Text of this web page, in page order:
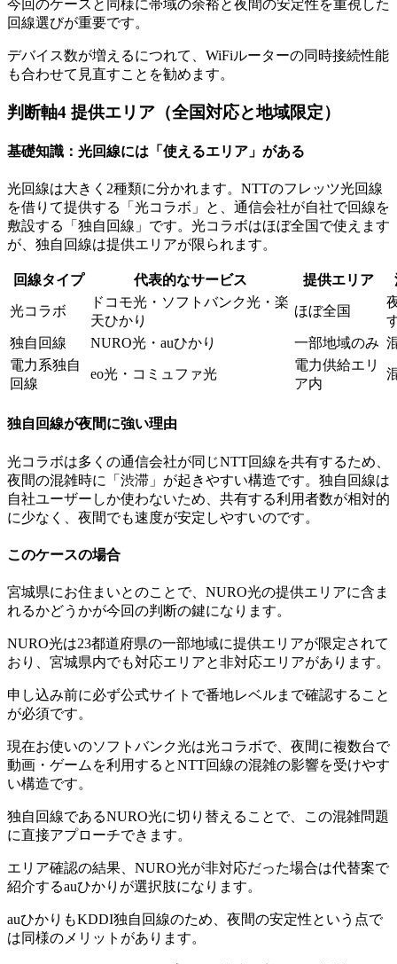
今回のケースと同様に帯域の余裕と夜間の安定性を重視した
回線選びが重要です。
デバイス数が増えるにつれて、WiFiルーターの同時接続性能
も合わせて見直すことを勧めます。
判断軸4 提供エリア（全国対応と地域限定）
基礎知識：光回線には「使えるエリア」がある
光回線は大きく2種類に分かれます。NTTのフレッツ光回線
を借りて提供する「光コラボ」と、通信会社が自社で回線を
敷設する「独自回線」です。光コラボはほぼ全国で使えます
が、独自回線は提供エリアが限られます。
回線タイプ 代表的なサービス 提供エリア
光コラボ
ドコモ光・ソフトバンク光・楽
天ひかり
ほぼ全国
独自回線
NURO光・auひかり 一部地域のみ
電力系独自
回線
eo光・コミュファ光
電力供給エリ
ア内
独自回線が夜間に強い理由
光コラボは多くの通信会社が同じNTT回線を共有するため、
夜間の混雑時に「渋滞」が起きやすい構造です。独自回線は
自社ユーザーしか使わないため、共有する利用者数が相対的
に少なく、夜間でも速度が安定しやすいのです。
このケースの場合
宮城県にお住まいとのことで、NURO光の提供エリアに含ま
れるかどうかが今回の判断の鍵になります。
NURO光は23都道府県の一部地域に提供エリアが限定されて
おり、宮城県内でも対応エリアと非対応エリアがあります。
申し込み前に必ず公式サイトで番地レベルまで確認すること
が必須です。
現在お使いのソフトバンク光は光コラボで、夜間に複数台で
動画・ゲームを利用するとNTT回線の混雑の影響を受けやす
い構造です。
独自回線であるNURO光に切り替えることで、この混雑問題
に直接アプローチできます。
エリア確認の結果、NURO光が非対応だった場合は代替案で
紹介するauひかりが選択肢になります。
auひかりもKDDI独自回線のため、夜間の安定性という点で
は同様のメリットがあります。